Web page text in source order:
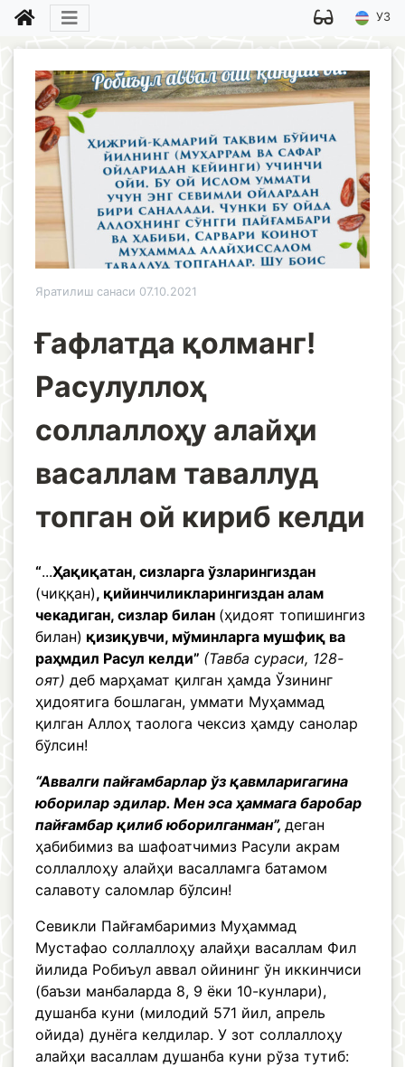
УЗ
Яратилиш санаси 07.10.2021
Ғафлатда қолманг!
Расулуллоҳ
соллаллоҳу алайҳи
васаллам таваллуд
топган ой кириб келди
“...Ҳақиқатан, сизларга ўзларингиздан
(чиққан), қийинчиликларингиздан алам
чекадиган, сизлар билан (ҳидоят топишингиз
билан) қизиқувчи, мўминларга мушфиқ ва
раҳмдил Расул келди” (Тавба сураси, 128-
оят) деб марҳамат қилган ҳамда Ўзининг
ҳидоятига бошлаган, уммати Муҳаммад
қилган Аллоҳ таолога чексиз ҳамду санолар
бўлсин!
“Аввалги пайғамбарлар ўз қавмларигагина
юборилар эдилар. Мен эса ҳаммага баробар
пайғамбар қилиб юборилганман”, деган
ҳабибимиз ва шафоатчимиз Расули акрам
соллаллоҳу алайҳи васалламга батамом
салавоту саломлар бўлсин!
Севикли Пайғамбаримиз Муҳаммад
Мустафао соллаллоҳу алайҳи васаллам Фил
йилида Робиъул аввал ойининг ўн иккинчиси
(баъзи манбаларда 8, 9 ёки 10-кунлари),
душанба куни (милодий 571 йил, апрель
ойида) дунёга келдилар. У зот соллаллоҳу
алайҳи васаллам душанба куни рўза тутиб: